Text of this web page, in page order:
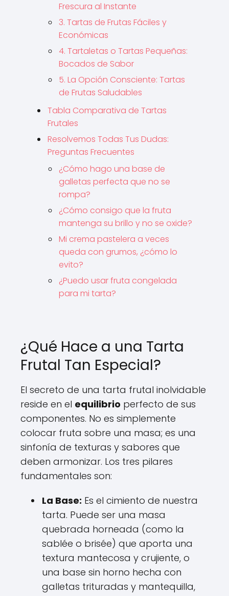
Frescura al Instante
3. Tartas de Frutas Fáciles y
Económicas
4. Tartaletas o Tartas Pequeñas:
Bocados de Sabor
5. La Opción Consciente: Tartas
de Frutas Saludables
Tabla Comparativa de Tartas
Frutales
Resolvemos Todas Tus Dudas:
Preguntas Frecuentes
¿Cómo hago una base de
galletas perfecta que no se
rompa?
¿Cómo consigo que la fruta
mantenga su brillo y no se oxide?
Mi crema pastelera a veces
queda con grumos, ¿cómo lo
evito?
¿Puedo usar fruta congelada
para mi tarta?
¿Qué Hace a una Tarta
Frutal Tan Especial?
El secreto de una tarta frutal inolvidable
reside en el equilibrio perfecto de sus
componentes. No es simplemente
colocar fruta sobre una masa; es una
sinfonía de texturas y sabores que
deben armonizar. Los tres pilares
fundamentales son:
La Base: Es el cimiento de nuestra
tarta. Puede ser una masa
quebrada horneada (como la
sablée o brisée) que aporta una
textura mantecosa y crujiente, o
una base sin horno hecha con
galletas trituradas y mantequilla,